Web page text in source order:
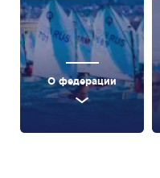
О федерации